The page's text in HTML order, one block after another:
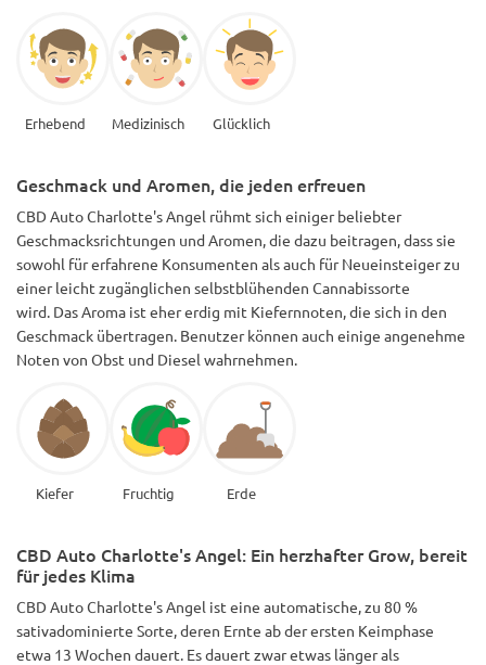
Erhebend Medizinisch Glücklich
Geschmack und Aromen, die jeden erfreuen
CBD Auto Charlotte's Angel rühmt sich einiger beliebter
Geschmacksrichtungen und Aromen, die dazu beitragen, dass sie
sowohl für erfahrene Konsumenten als auch für Neueinsteiger zu
einer leicht zugänglichen selbstblühenden Cannabissorte
wird. Das Aroma ist eher erdig mit Kiefernnoten, die sich in den
Geschmack übertragen. Benutzer können auch einige angenehme
Noten von Obst und Diesel wahrnehmen.
Kiefer Fruchtig Erde
CBD Auto Charlotte's Angel: Ein herzhafter Grow, bereit
für jedes Klima
CBD Auto Charlotte's Angel ist eine automatische, zu 80 %
sativadominierte Sorte, deren Ernte ab der ersten Keimphase
etwa 13 Wochen dauert. Es dauert zwar etwas länger als